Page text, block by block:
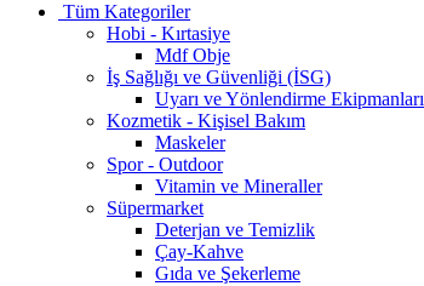
Tüm Kategoriler
Hobi - Kırtasiye
Mdf Obje
İş Sağlığı ve Güvenliği (İSG)
Uyarı ve Yönlendirme Ekipmanları
Kozmetik - Kişisel Bakım
Maskeler
Spor - Outdoor
Vitamin ve Mineraller
Süpermarket
Deterjan ve Temizlik
Çay-Kahve
Gıda ve Şekerleme